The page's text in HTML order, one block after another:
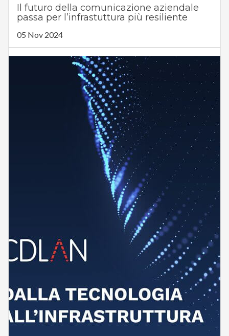
Il futuro della comunicazione aziendale
passa per l’infrastuttura più resiliente
05 Nov 2024